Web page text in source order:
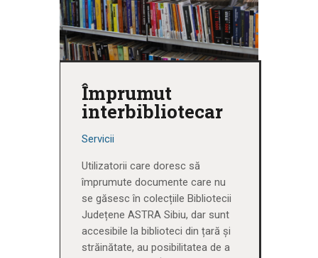
Împrumut
interbibliotecar
Servicii
Utilizatorii care doresc să
împrumute documente care nu
se găsesc în colecțiile Bibliotecii
Județene ASTRA Sibiu, dar sunt
accesibile la biblioteci din țară și
străinătate, au posibilitatea de a